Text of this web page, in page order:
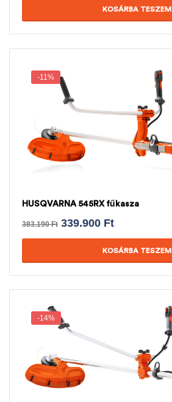
KOSÁRBA TESZEM
-11%
HUSQVARNA 545RX fűkasza
383.190Ft 339.900 Ft
KOSÁRBA TESZEM
-14%